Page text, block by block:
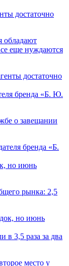
достаточно
обладают
еще нуждаются
бренда «Б. Ю.
о завещании
но июнь
рынка: 2,5
в 3,5 раза за два
место у